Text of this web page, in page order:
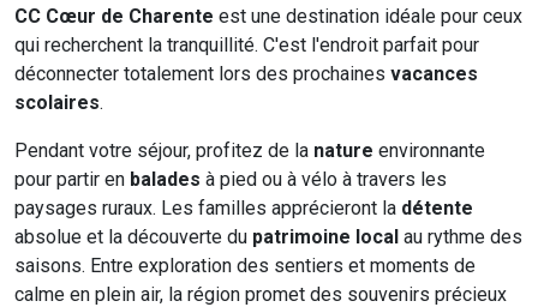
CC Cœur de Charente est une destination idéale pour ceux
qui recherchent la tranquillité. C'est l'endroit parfait pour
déconnecter totalement lors des prochaines vacances
scolaires.
Pendant votre séjour, profitez de la nature environnante
pour partir en balades à pied ou à vélo à travers les
paysages ruraux. Les familles apprécieront la détente
absolue et la découverte du patrimoine local au rythme des
saisons. Entre exploration des sentiers et moments de
calme en plein air, la région promet des souvenirs précieux